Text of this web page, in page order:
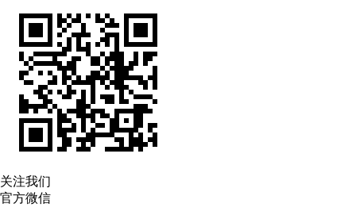
关注我们
官方微信